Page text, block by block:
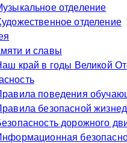
отделение
отделение
и славы
край в годы Великой
поведения
безопасной
дорожного